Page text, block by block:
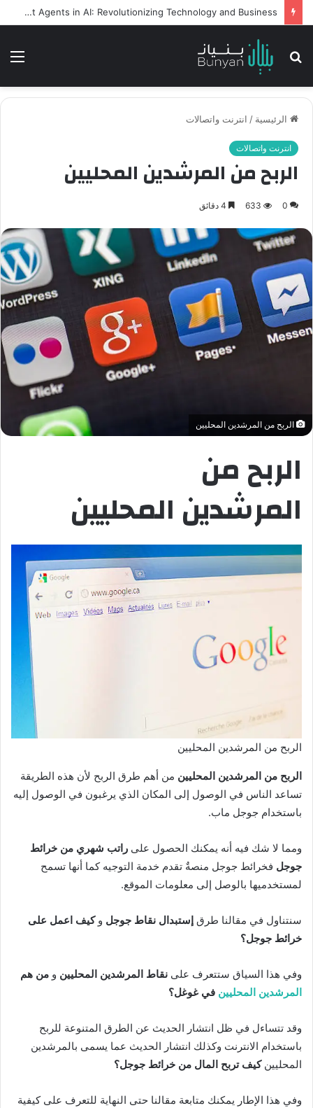
Intelligent Agents in AI: Revolutionizing Technology and Business
بحث
الرئيسية / انترنت واتصالات
انترنت واتصالات
الربح من المرشدين المحليين
0
633
الربح من المرشدين المحليين
الربح من
المرشدين المحليين
الربح من المرشدين المحليين
الربح من المرشدين المحليين من أهم طرق الربح لأن هذه الطريقة
تساعد الناس في الوصول إلى المكان الذي يرغبون في الوصول إليه
باستخدام جوجل ماب.
ومما لا شك فيه أنه يمكنك الحصول على راتب شهري من خرائط
جوجل فخرائط جوجل منصةٌ تقدم خدمة التوجيه كما أنها تسمح
لمستخدميها بالوصل إلى معلومات الموقع.
سنتناول في مقالنا طرق إستبدال نقاط جوجل و كيف اعمل على
خرائط جوجل؟
وفي هذا السياق ستتعرف على نقاط المرشدين المحليين و من هم
المرشدين المحليين في غوغل؟
وقد تتساءل في ظل انتشار الحديث عن الطرق المتنوعة للربح
باستخدام الانترنت وكذلك انتشار الحديث عما يسمى بالمرشدين
المحليينكيف تربح المال من خرائط جوجل؟
وفي هذا الإطار يمكنك متابعة مقالنا حتى النهاية للتعرف على كيفية